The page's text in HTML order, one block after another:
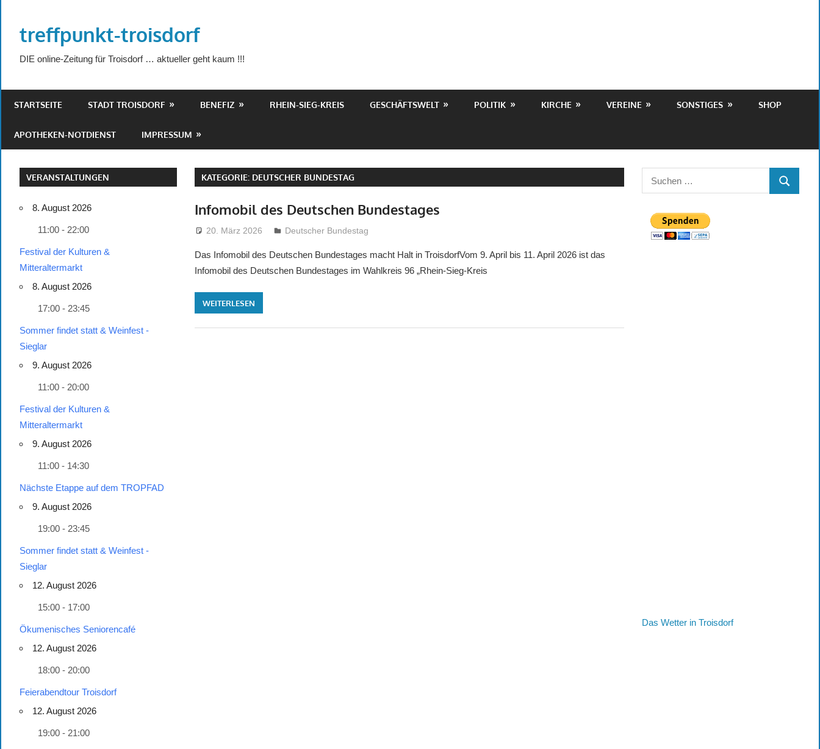
springentreffpunkt-troisdorf
DIE online-Zeitung für Troisdorf … aktueller geht kaum !!!
STARTSEITE STADT TROISDORF BENEFIZ RHEIN-SIEG-KREIS GESCHÄFTSWELT POLITIK KIRCHE VEREINE SONSTIGES SHOP
APOTHEKEN-NOTDIENST IMPRESSUM
KATEGORIE: DEUTSCHER BUNDESTAG
Infomobil des Deutschen Bundestages
20. März 2026 treffpunkt
Deutscher Bundestag
Das Infomobil des Deutschen Bundestages macht Halt in TroisdorfVom 9. April bis 11. April 2026 ist das
Infomobil des Deutschen Bundestages im Wahlkreis 96 „Rhein-Sieg-Kreis
WEITERLESEN
VERANSTALTUNGEN
8. August 2026
11:00 - 22:00
Festival der Kulturen &
Mitteraltermarkt
8. August 2026
17:00 - 23:45
Sommer findet statt & Weinfest -
Sieglar
9. August 2026
11:00 - 20:00
Festival der Kulturen &
Mitteraltermarkt
9. August 2026
11:00 - 14:30
Nächste Etappe auf dem TROPFAD
9. August 2026
19:00 - 23:45
Sommer findet statt & Weinfest -
Sieglar
12. August 2026
15:00 - 17:00
Ökumenisches Seniorencafé
12. August 2026
18:00 - 20:00
Feierabendtour Troisdorf
12. August 2026
19:00 - 21:00
Suchen
nach:
SUCHEN
Das Wetter in Troisdorf